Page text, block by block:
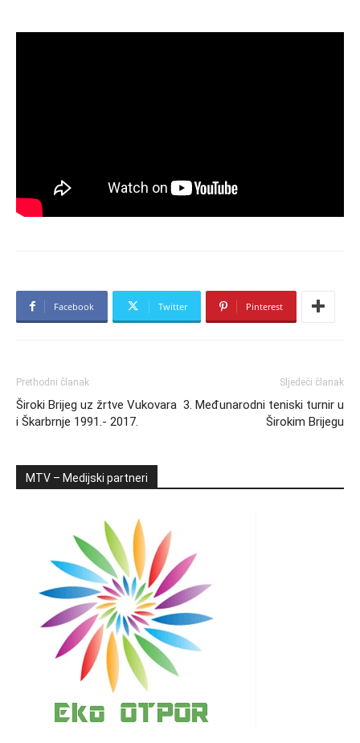
Facebook Twitter Pinterest
Prethodni članak
Široki Brijeg uz žrtve Vukovara
i Škarbrnje 1991.- 2017.
Sljedeći članak
3. Međunarodni teniski turnir u
Širokim Brijegu
MTV – Medijski partneri